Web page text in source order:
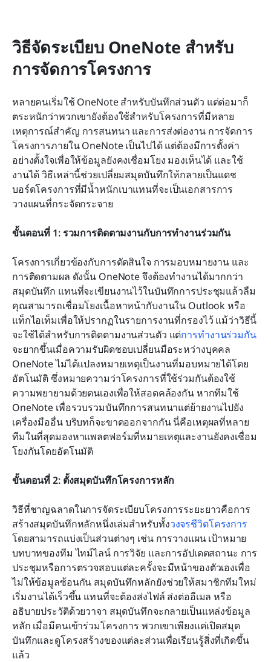
วิธีจัดระเบียบ OneNote สำหรับ
การจัดการโครงการ
หลายคนเริ่มใช้ OneNote สำหรับบันทึกส่วนตัว แต่ต่อมาก็
ตระหนักว่าพวกเขายังต้องใช้สำหรับโครงการที่มีหลาย
เหตุการณ์สำคัญ การสนทนา และการส่งต่องาน การจัดการ
โครงการภายใน OneNote เป็นไปได้ แต่ต้องมีการตั้งค่า
อย่างตั้งใจเพื่อให้ข้อมูลยังคงเชื่อมโยง มองเห็นได้ และใช้
งานได้ วิธีเหล่านี้ช่วยเปลี่ยมสมุดบันทึกให้กลายเป็นแดช
บอร์ดโครงการที่มีน้ำหนักเบาแทนที่จะเป็นเอกสารการ
วางแผนที่กระจัดกระจาย
ขั้นตอนที่ 1: รวมการติดตามงานกับการทำงานร่วมกัน
โครงการเกี่ยวข้องกับการตัดสินใจ การมอบหมายงาน และ
การติดตามผล ดังนั้น OneNote จึงต้องทำงานได้มากกว่า
สมุดบันทึก แทนที่จะเขียนงานไว้ในบันทึกการประชุมแล้วลืม
คุณสามารถเชื่อมโยงเนื้อหาหน้ากับงานใน Outlook หรือ
แท็กไอเท็มเพื่อให้ปรากฏในรายการงานที่กรองไว้ แม้ว่าวิธีนี้
จะใช้ได้สำหรับการติดตามงานส่วนตัว แต่การทำงานร่วมกัน
จะยากขึ้นเมื่อความรับผิดชอบเปลี่ยนมือระหว่างบุคคล
OneNote ไม่ได้แปลงหมายเหตุเป็นงานที่มอบหมายได้โดย
อัตโนมัติ ซึ่งหมายความว่าโครงการที่ใช้ร่วมกันต้องใช้
ความพยายามด้วยตนเองเพื่อให้สอดคล้องกัน หากทีมใช้
OneNote เพื่อรวบรวมบันทึกการสนทนาแต่ย้ายงานไปยัง
เครื่องมืออื่น บริบทก็จะขาดออกจากกัน นี่คือเหตุผลที่หลาย
ทีมในที่สุดมองหาแพลตฟอร์มที่หมายเหตุและงานยังคงเชื่อม
โยงกันโดยอัตโนมัติ
ขั้นตอนที่ 2: ตั้งสมุดบันทึกโครงการหลัก
วิธีที่ชาญฉลาดในการจัดระเบียบโครงการระยะยาวคือการ
สร้างสมุดบันทึกหลักหนึ่งเล่มสำหรับทั้งวงจรชีวิตโครงการ
โดยสามารถแบ่งเป็นส่วนต่างๆ เช่น การวางแผน เป้าหมาย
บทบาทของทีม ไทม์ไลน์ การวิจัย และการอัปเดตสถานะ การ
ประชุมหรือการตรวจสอบแต่ละครั้งจะมีหน้าของตัวเองเพื่อ
ไม่ให้ข้อมูลซ้อนกัน สมุดบันทึกหลักยังช่วยให้สมาชิกทีมใหม่
เริ่มงานได้เร็วขึ้น แทนที่จะต้องส่งไฟล์ ส่งต่ออีเมล หรือ
อธิบายประวัติด้วยวาจา สมุดบันทึกจะกลายเป็นแหล่งข้อมูล
หลัก เมื่อมีคนเข้าร่วมโครงการ พวกเขาเพียงแค่เปิดสมุด
บันทึกและดูโครงสร้างของแต่ละส่วนเพื่อเรียนรู้สิ่งที่เกิดขึ้น
แล้ว